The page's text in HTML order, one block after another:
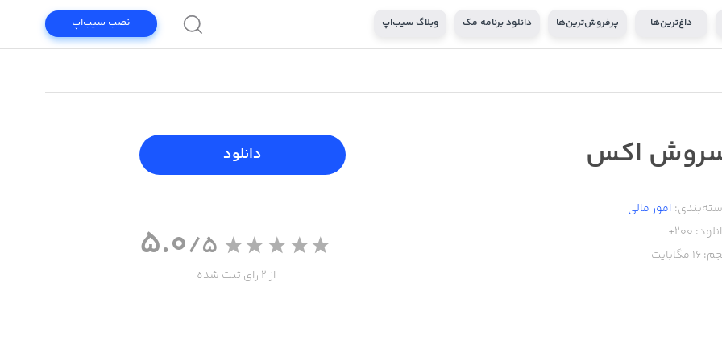
داغ‌ترین‌ها پرفروش‌ترین‌ها دانلود برنامه مک وبلاگ سیب‌اپ نصب سیب‌اپ
اکس
امور ‌مالی
200+
16 مگابایت
دانلود
5.0/5
از 2 رای ثبت شده